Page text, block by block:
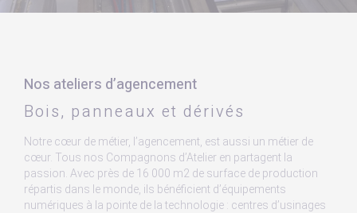
Nos ateliers d’agencement
Bois, panneaux et dérivés
Notre cœur de métier, l’agencement, est aussi un métier de
cœur. Tous nos Compagnons d’Atelier en partagent la
passion. Avec près de 16 000 m2 de surface de production
répartis dans le monde, ils bénéficient d’équipements
numériques à la pointe de la technologie : centres d’usinages